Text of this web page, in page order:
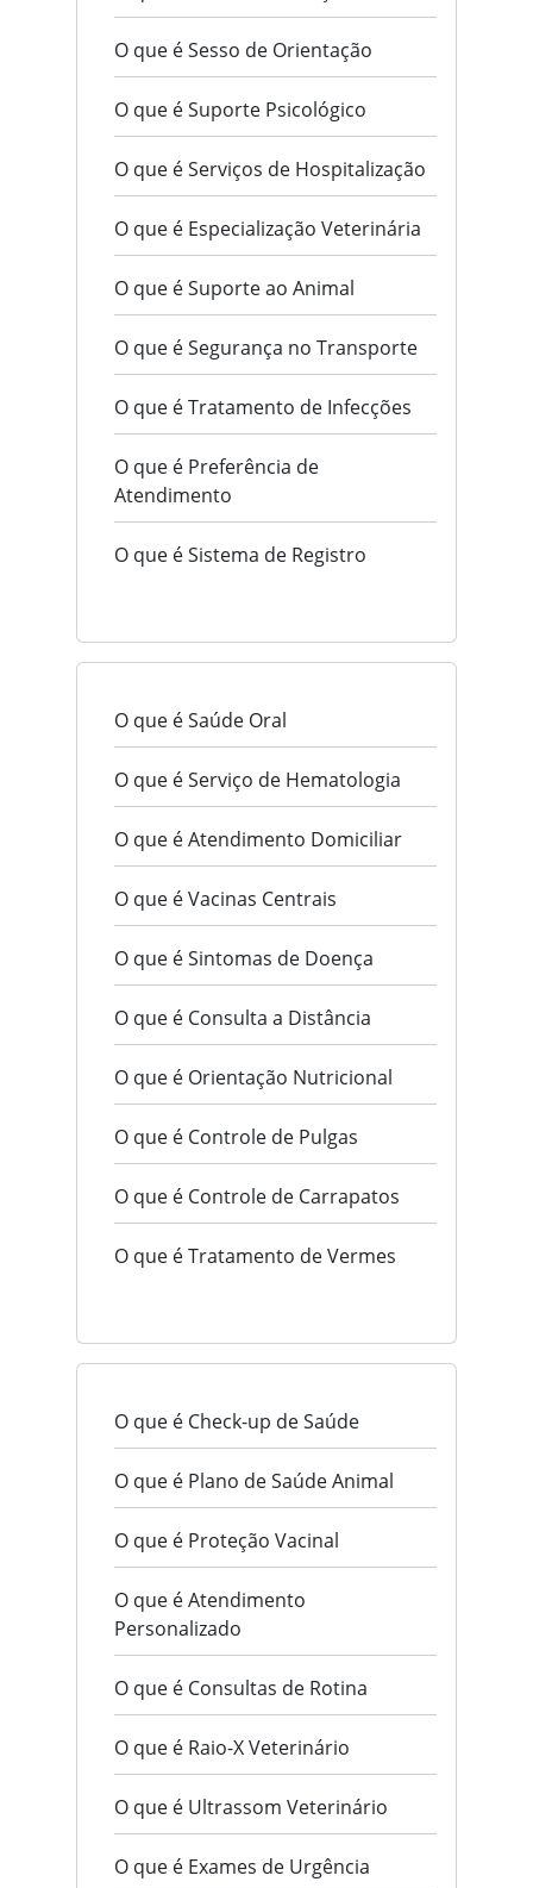
O que é Sesso de Orientação
O que é Suporte Psicológico
O que é Serviços de Hospitalização
O que é Especialização Veterinária
O que é Suporte ao Animal
O que é Segurança no Transporte
O que é Tratamento de Infecções
O que é Preferência de
Atendimento
O que é Sistema de Registro
O que é Saúde Oral
O que é Serviço de Hematologia
O que é Atendimento Domiciliar
O que é Vacinas Centrais
O que é Sintomas de Doença
O que é Consulta a Distância
O que é Orientação Nutricional
O que é Controle de Pulgas
O que é Controle de Carrapatos
O que é Tratamento de Vermes
O que é Check-up de Saúde
O que é Plano de Saúde Animal
O que é Proteção Vacinal
O que é Atendimento
Personalizado
O que é Consultas de Rotina
O que é Raio-X Veterinário
O que é Ultrassom Veterinário
O que é Exames de Urgência